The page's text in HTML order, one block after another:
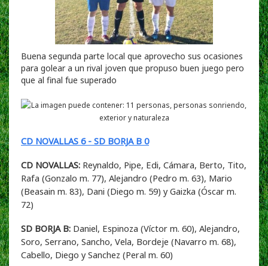
Buena segunda parte local que aprovecho sus ocasiones
para golear a un rival joven que propuso buen juego pero
que al final fue superado
CD NOVALLAS 6 - SD BORJA B 0
CD NOVALLAS: Reynaldo, Pipe, Edi, Cámara, Berto, Tito,
Rafa (Gonzalo m. 77), Alejandro (Pedro m. 63), Mario
(Beasain m. 83), Dani (Diego m. 59) y Gaizka (Óscar m.
72)
SD BORJA B: Daniel, Espinoza (Víctor m. 60), Alejandro,
Soro, Serrano, Sancho, Vela, Bordeje (Navarro m. 68),
Cabello, Diego y Sanchez (Peral m. 60)